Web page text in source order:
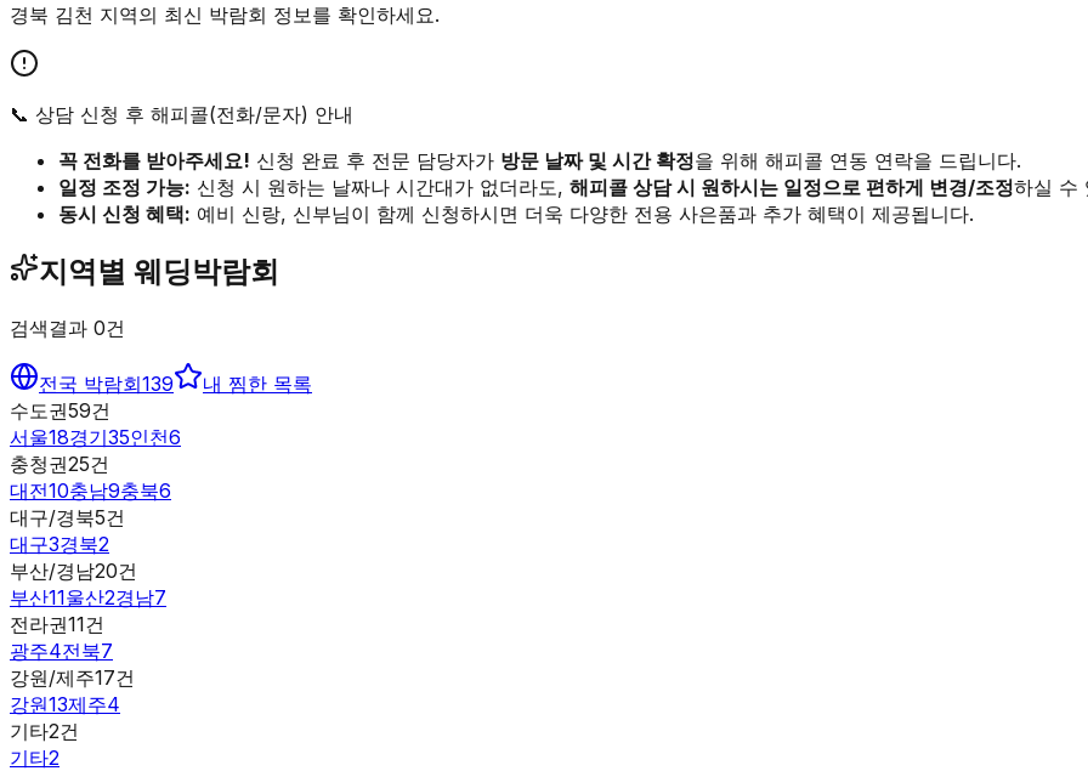
경북 김천 지역의 최신 박람회 정보를 확인하세요.
📞 상담 신청 후 해피콜(전화/문자) 안내
꼭 전화를 받아주세요! 신청 완료 후 전문 담당자가 방문 날짜 및 시간 확정을 위해 해피콜 연동 연락을 드립니다.
일정 조정 가능: 신청 시 원하는 날짜나 시간대가 없더라도, 해피콜 상담 시 원하시는 일정으로 편하게 변경/조정하실 수
동시 신청 혜택: 예비 신랑, 신부님이 함께 신청하시면 더욱 다양한 전용 사은품과 추가 혜택이 제공됩니다.
지역별 웨딩박람회
검색결과 0건
전국 박람회139
내 찜한 목록
수도권59건
서울18경기35인천6
충청권25건
대전10충남9충북6
대구/경북5건
대구3경북2
부산/경남20건
부산11울산2경남7
전라권11건
광주4전북7
강원/제주17건
강원13제주4
기타2건
기타2